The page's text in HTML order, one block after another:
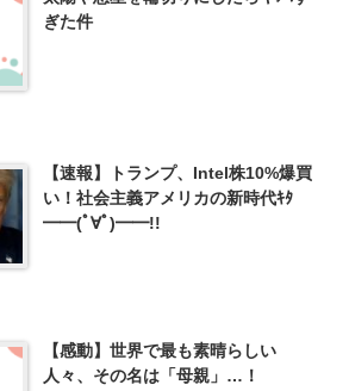
ぎた件
【速報】トランプ、Intel株10%爆買
い！社会主義アメリカの新時代ｷﾀ
━━(ﾟ∀ﾟ)━━!!
【感動】世界で最も素晴らしい
人々、その名は「母親」…！